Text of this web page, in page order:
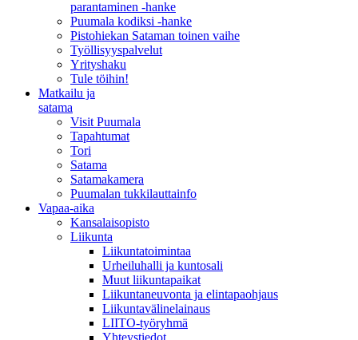
parantaminen -hanke
Puumala kodiksi -hanke
Pistohiekan Sataman toinen vaihe
Työllisyyspalvelut
Yrityshaku
Tule töihin!
Matkailu ja
satama
Visit Puumala
Tapahtumat
Tori
Satama
Satamakamera
Puumalan tukkilauttainfo
Vapaa-aika
Kansalaisopisto
Liikunta
Liikuntatoimintaa
Urheiluhalli ja kuntosali
Muut liikuntapaikat
Liikuntaneuvonta ja elintapaohjaus
Liikuntavälinelainaus
LIITO-työryhmä
Yhteystiedot